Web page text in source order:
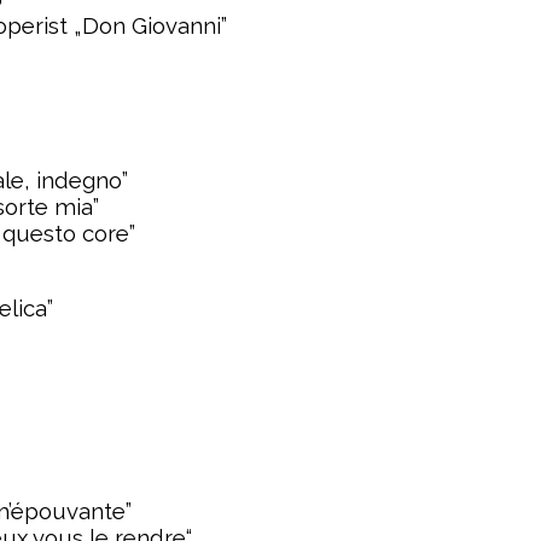
„Don Giovanni”
indegno”
mia”
core”